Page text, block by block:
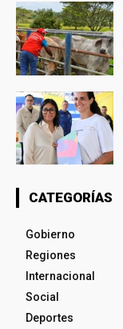
CATEGORÍAS
Gobierno
Regiones
Internacional
Social
Deportes